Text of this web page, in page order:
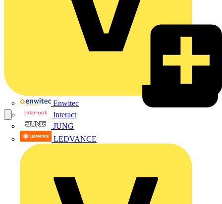
Enwitec
Interact
JUNG
LEDVANCE